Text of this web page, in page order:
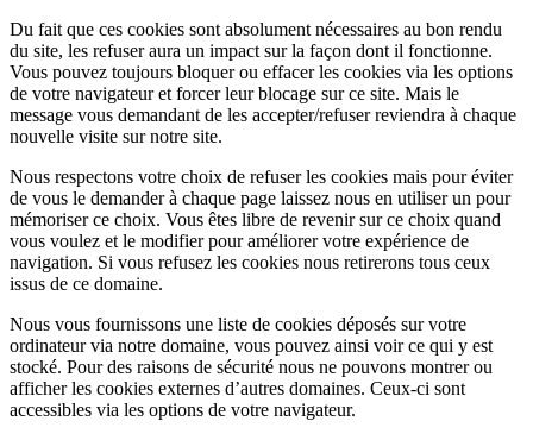
Du fait que ces cookies sont absolument nécessaires au bon rendu
du site, les refuser aura un impact sur la façon dont il fonctionne.
Vous pouvez toujours bloquer ou effacer les cookies via les options
de votre navigateur et forcer leur blocage sur ce site. Mais le
message vous demandant de les accepter/refuser reviendra à chaque
nouvelle visite sur notre site.
Nous respectons votre choix de refuser les cookies mais pour éviter
de vous le demander à chaque page laissez nous en utiliser un pour
mémoriser ce choix. Vous êtes libre de revenir sur ce choix quand
vous voulez et le modifier pour améliorer votre expérience de
navigation. Si vous refusez les cookies nous retirerons tous ceux
issus de ce domaine.
Nous vous fournissons une liste de cookies déposés sur votre
ordinateur via notre domaine, vous pouvez ainsi voir ce qui y est
stocké. Pour des raisons de sécurité nous ne pouvons montrer ou
afficher les cookies externes d’autres domaines. Ceux-ci sont
accessibles via les options de votre navigateur.